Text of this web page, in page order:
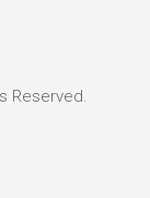
Reserved.